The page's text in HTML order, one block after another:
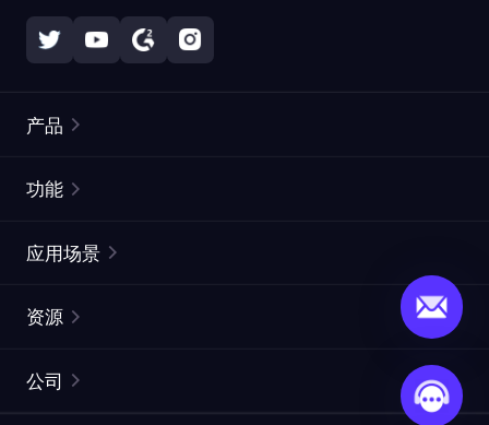
产品
静态住宅代理
网页抓取 API
功能
ISP代理
ProxySite
应用场景
市场研究
资源
公司